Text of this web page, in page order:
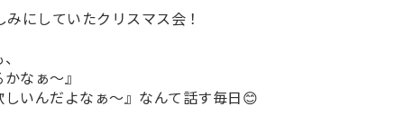
にしていたクリスマス会！
なぁ～』
いんだよなぁ～』なんて話す毎日😊